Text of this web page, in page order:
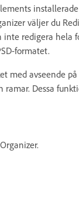
installerade
väljer du
inte redigera
formatet.
med avseende
Dessa